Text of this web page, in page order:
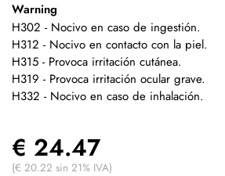
Warning
H302 - Nocivo en caso de ingestión.
H312 - Nocivo en contacto con la piel.
H315 - Provoca irritación cutánea.
H319 - Provoca irritación ocular grave.
H332 - Nocivo en caso de inhalación.
€ 24.47
(€ 20.22 sin 21% IVA)